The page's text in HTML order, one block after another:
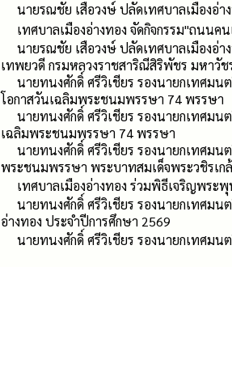
นายรณชัย เสือวงษ์ ปลัดเทศบาลเมืองอ่า
เทศบาลเมืองอ่างทอง จัดกิจกรรม"ถนนค
นายรณชัย เสือวงษ์ ปลัดเทศบาลเมืองอ่
เทพยวดี กรมหลวงราชสาริณีสิริพัชร มหาวัช
นายทนงศักดิ์ ศรีวิเชียร รองนายกเทศม
โอกาสวันเฉลิมพระชนมพรรษา 74 พรรษา
นายทนงศักดิ์ ศรีวิเชียร รองนายกเทศมน
เฉลิมพระชนมพรรษา 74 พรรษา
นายทนงศักดิ์ ศรีวิเชียร รองนายกเทศม
พระชนมพรรษา พระบาทสมเด็จพระวชิรเก
เทศบาลเมืองอ่างทอง ร่วมพิธีเจริญพระ
นายทนงศักดิ์ ศรีวิเชียร รองนายกเทศม
อ่างทอง ประจำปีการศึกษา 2569
นายทนงศักดิ์ ศรีวิเชียร รองนายกเทศม